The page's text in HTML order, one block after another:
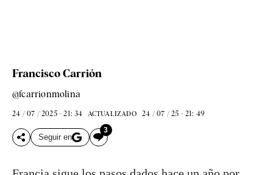
Francisco Carrión
@fcarrionmolina
24 / 07 / 2025 - 21: 34 ACTUALIZADO 24 / 07 / 25 - 21: 49
Seguir en
3